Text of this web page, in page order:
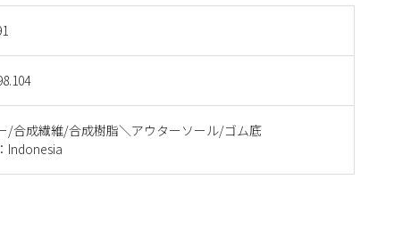
/合成繊維/合成樹脂＼アウターソール/ゴム底
Indonesia